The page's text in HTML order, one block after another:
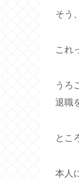
そう
これ
うろ
退職
とこ
本人